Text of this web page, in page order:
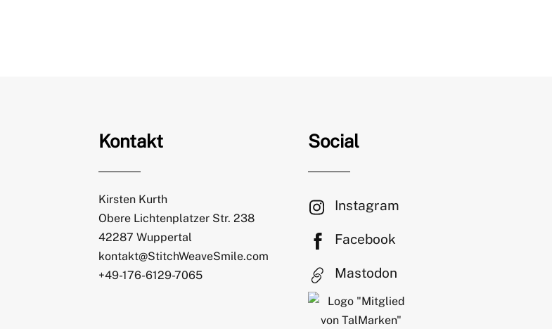
Kontakt
Kirsten Kurth
Obere Lichtenplatzer Str. 238
42287 Wuppertal
kontakt@StitchWeaveSmile.com
+49-176-6129-7065
Social
Instagram
Facebook
Mastodon